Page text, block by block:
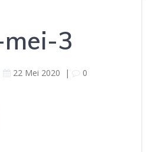
3
22 Mei 2020 | 0